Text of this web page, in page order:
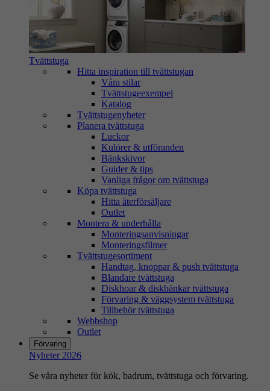
Tvättstuga
Hitta inspiration till tvättstugan
Våra stilar
Tvättstugeexempel
Katalog
Tvättstugenyheter
Planera tvättstuga
Luckor
Kulörer & utföranden
Bänkskivor
Guider & tips
Vanliga frågor om tvättstuga
Köpa tvättstuga
Hitta återförsäljare
Outlet
Montera & underhålla
Monteringsanvisningar
Monteringsfilmer
Tvättstugesortiment
Handtag, knoppar & push tvättstuga
Blandare tvättstuga
Diskhoar & diskbänkar tvättstuga
Förvaring & väggsystem tvättstuga
Tillbehör tvättstuga
Webbshop
Outlet
Förvaring
Nyheter 2026
Se våra nyheter för kök, badrum, tvättstuga och förvaring.